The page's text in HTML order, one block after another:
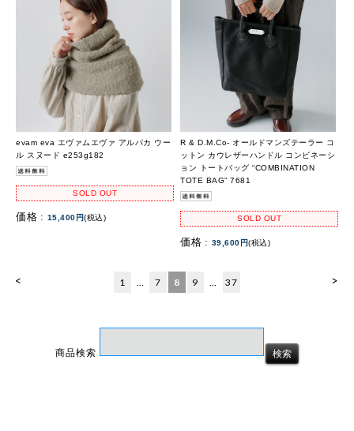
evam eva エヴァムエヴァ アルパカ ウー
ル スヌード e253g182
SOLD OUT
価格 : 15,400円(税込)
R & D.M.Co- オールドマンズテーラー コ
ットン カウレザーハンドル コンビネーシ
ョン トートバッグ “COMBINATION
TOTE BAG” 7681
SOLD OUT
価格 : 39,600円(税込)
< >
1 … 7 8 9 … 37
商品検索